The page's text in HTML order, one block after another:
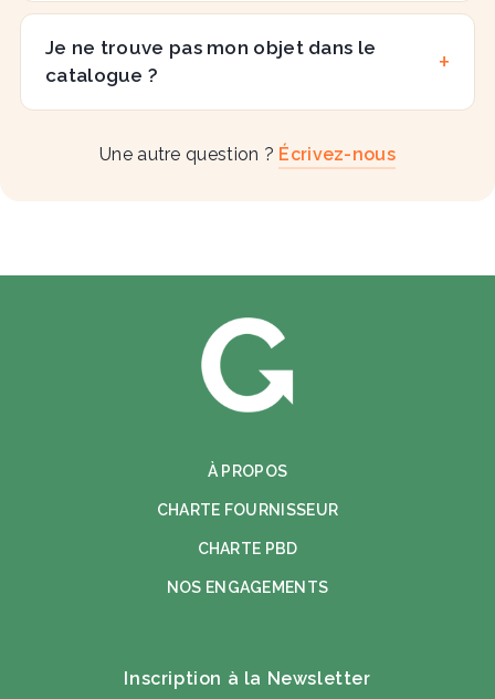
Je ne trouve pas mon objet dans le
catalogue ?
Une autre question ? Écrivez-nous
À PROPOS
CHARTE FOURNISSEUR
CHARTE PBD
NOS ENGAGEMENTS
Inscription à la Newsletter